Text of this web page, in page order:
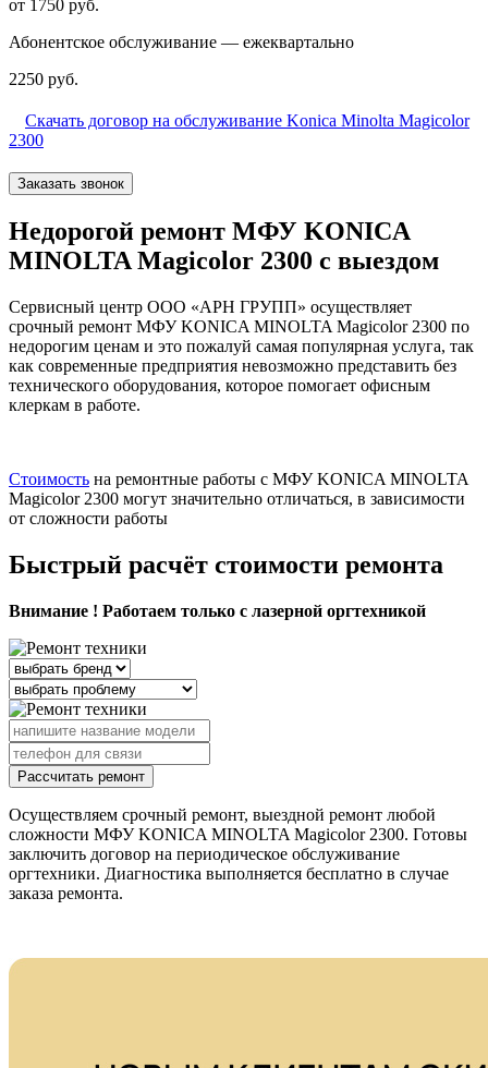
от 1750 руб.
Абонентское обслуживание — ежеквартально
2250 руб.
Скачать договор на обслуживание Konica Minolta Magicolor
2300
Заказать звонок
Недорогой ремонт МФУ KONICA
MINOLTA Magicolor 2300 с выездом
Сервисный центр ООО «АРН ГРУПП» осуществляет
срочный ремонт МФУ KONICA MINOLTA Magicolor 2300 по
недорогим ценам и это пожалуй самая популярная услуга, так
как современные предприятия невозможно представить без
технического оборудования, которое помогает офисным
клеркам в работе.
Стоимость на ремонтные работы с МФУ KONICA MINOLTA
Magicolor 2300 могут значительно отличаться, в зависимости
от сложности работы
Быстрый расчёт стоимости ремонта
Внимание ! Работаем только с лазерной оргтехникой
Рассчитать ремонт
Осуществляем срочный ремонт, выездной ремонт любой
сложности МФУ KONICA MINOLTA Magicolor 2300. Готовы
заключить договор на периодическое обслуживание
оргтехники. Диагностика выполняется бесплатно в случае
заказа ремонта.